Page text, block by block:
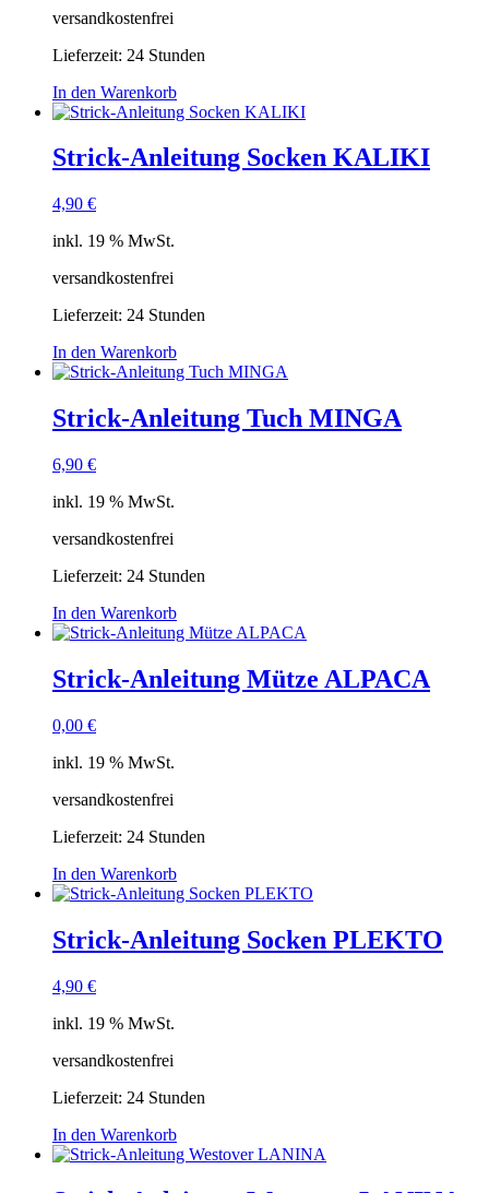
versandkostenfrei
Lieferzeit: 24 Stunden
In den Warenkorb
Strick-Anleitung Socken KALIKI
4,90 €
inkl. 19 % MwSt.
versandkostenfrei
Lieferzeit: 24 Stunden
In den Warenkorb
Strick-Anleitung Tuch MINGA
6,90 €
inkl. 19 % MwSt.
versandkostenfrei
Lieferzeit: 24 Stunden
In den Warenkorb
Strick-Anleitung Mütze ALPACA
0,00 €
inkl. 19 % MwSt.
versandkostenfrei
Lieferzeit: 24 Stunden
In den Warenkorb
Strick-Anleitung Socken PLEKTO
4,90 €
inkl. 19 % MwSt.
versandkostenfrei
Lieferzeit: 24 Stunden
In den Warenkorb